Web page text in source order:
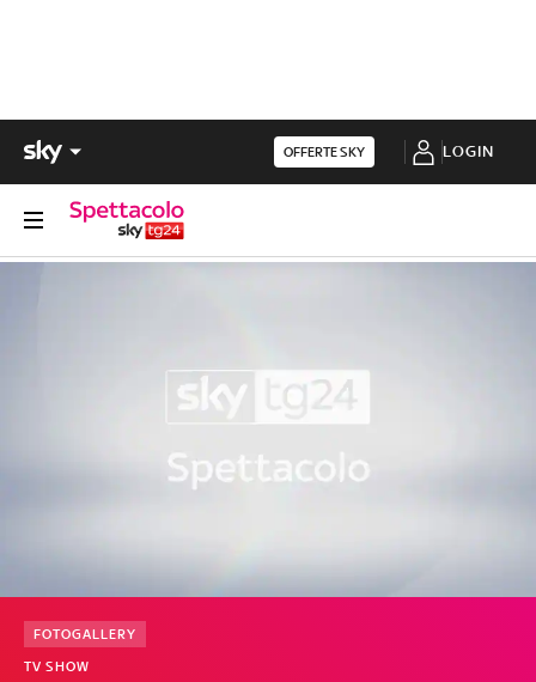
OFFERTE SKY LOGIN
TV SHOW
FOTOGALLERY